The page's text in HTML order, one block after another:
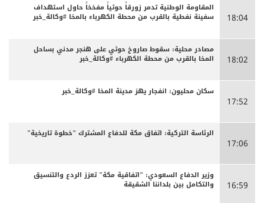
18:04
المقاومة الوطنية تدمر زورقاً حوثياً مفخخاً حاول استهداف
سفينة نفطية بالقرب من محطة الكهرباء بالمخا #وكالة_خبر
18:02
مصادر محلية: سقوط صاروخ حوثي على هنجر مدني بساحل
المخا بالقرب من محطة الكهرباء #وكالة_خبر
17:52
سكان محليون: انفجار يهز مدينة المخا #وكالة_خبر
17:06
الرئاسة التركية: اتفاق مكة للدفاع المشترك "خطوة تاريخية"
16:59
وزير الدفاع السعودي: "اتفاقية مكة" تعزز الردع والتنسيق
والتكامل بين بلداننا الشقيقة